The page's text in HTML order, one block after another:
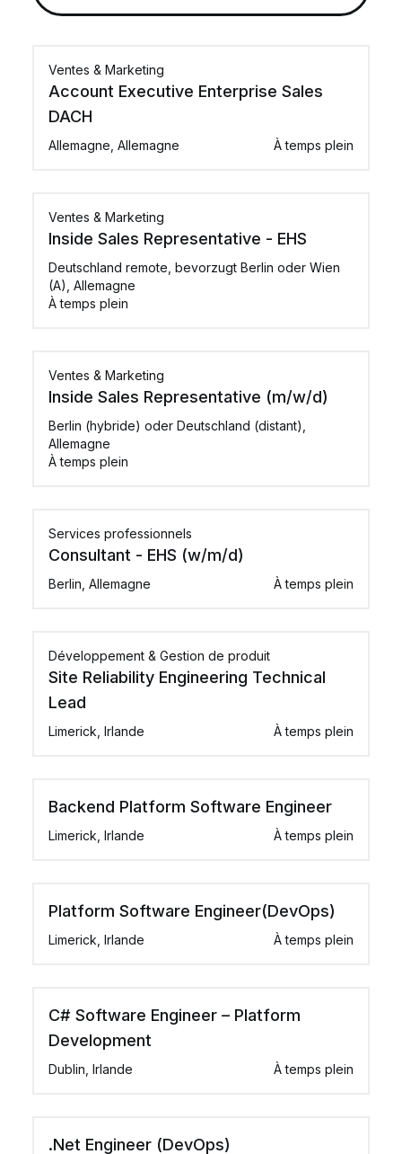
Ventes & Marketing
Account Executive Enterprise Sales
DACH
Allemagne, Allemagne À temps plein
Ventes & Marketing
Inside Sales Representative - EHS
Deutschland remote, bevorzugt Berlin oder Wien
(A), Allemagne
À temps plein
Ventes & Marketing
Inside Sales Representative (m/w/d)
Berlin (hybride) oder Deutschland (distant),
Allemagne
À temps plein
Services professionnels
Consultant - EHS (w/m/d)
Berlin, Allemagne À temps plein
Développement & Gestion de produit
Site Reliability Engineering Technical
Lead
Limerick, Irlande À temps plein
Backend Platform Software Engineer
Limerick, Irlande À temps plein
Platform Software Engineer(DevOps)
Limerick, Irlande À temps plein
C# Software Engineer – Platform
Development
Dublin, Irlande À temps plein
.Net Engineer (DevOps)